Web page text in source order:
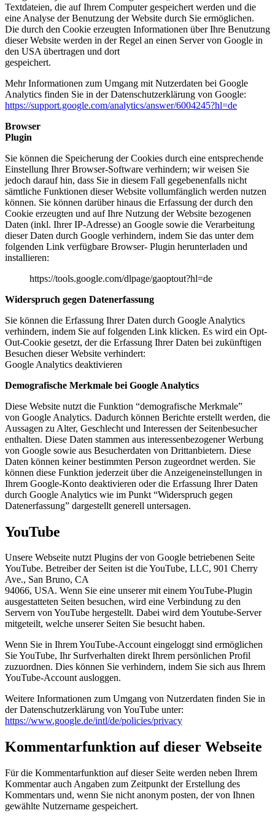
Textdateien, die auf Ihrem Computer gespeichert werden und die
eine Analyse der Benutzung der Website durch Sie ermöglichen.
Die durch den Cookie erzeugten Informationen über Ihre Benutzung
dieser Website werden in der Regel an einen Server von Google in
den USA übertragen und dort
gespeichert.
Mehr Informationen zum Umgang mit Nutzerdaten bei Google
Analytics finden Sie in der Datenschutzerklärung von Google:
https://support.google.com/analytics/answer/6004245?hl=de
Browser
Plugin
Sie können die Speicherung der Cookies durch eine entsprechende
Einstellung Ihrer Browser-Software verhindern; wir weisen Sie
jedoch darauf hin, dass Sie in diesem Fall gegebenenfalls nicht
sämtliche Funktionen dieser Website vollumfänglich werden nutzen
können. Sie können darüber hinaus die Erfassung der durch den
Cookie erzeugten und auf Ihre Nutzung der Website bezogenen
Daten (inkl. Ihrer IP-Adresse) an Google sowie die Verarbeitung
dieser Daten durch Google verhindern, indem Sie das unter dem
folgenden Link verfügbare Browser- Plugin herunterladen und
installieren:
https://tools.google.com/dlpage/gaoptout?hl=de
Widerspruch gegen Datenerfassung
Sie können die Erfassung Ihrer Daten durch Google Analytics
verhindern, indem Sie auf folgenden Link klicken. Es wird ein Opt-
Out-Cookie gesetzt, der die Erfassung Ihrer Daten bei zukünftigen
Besuchen dieser Website verhindert:
Google Analytics deaktivieren
Demografische Merkmale bei Google Analytics
Diese Website nutzt die Funktion “demografische Merkmale”
von Google Analytics. Dadurch können Berichte erstellt werden, die
Aussagen zu Alter, Geschlecht und Interessen der Seitenbesucher
enthalten. Diese Daten stammen aus interessenbezogener Werbung
von Google sowie aus Besucherdaten von Drittanbietern. Diese
Daten können keiner bestimmten Person zugeordnet werden. Sie
können diese Funktion jederzeit über die Anzeigeneinstellungen in
Ihrem Google-Konto deaktivieren oder die Erfassung Ihrer Daten
durch Google Analytics wie im Punkt “Widerspruch gegen
Datenerfassung” dargestellt generell untersagen.
YouTube
Unsere Webseite nutzt Plugins der von Google betriebenen Seite
YouTube. Betreiber der Seiten ist die YouTube, LLC, 901 Cherry
Ave., San Bruno, CA
94066, USA. Wenn Sie eine unserer mit einem YouTube-Plugin
ausgestatteten Seiten besuchen, wird eine Verbindung zu den
Servern von YouTube hergestellt. Dabei wird dem Youtube-Server
mitgeteilt, welche unserer Seiten Sie besucht haben.
Wenn Sie in Ihrem YouTube-Account eingeloggt sind ermöglichen
Sie YouTube, Ihr Surfverhalten direkt Ihrem persönlichen Profil
zuzuordnen. Dies können Sie verhindern, indem Sie sich aus Ihrem
YouTube-Account ausloggen.
Weitere Informationen zum Umgang von Nutzerdaten finden Sie in
der Datenschutzerklärung von YouTube unter:
https://www.google.de/intl/de/policies/privacy
Kommentarfunktion auf dieser Webseite
Für die Kommentarfunktion auf dieser Seite werden neben Ihrem
Kommentar auch Angaben zum Zeitpunkt der Erstellung des
Kommentars und, wenn Sie nicht anonym posten, der von Ihnen
gewählte Nutzername gespeichert.